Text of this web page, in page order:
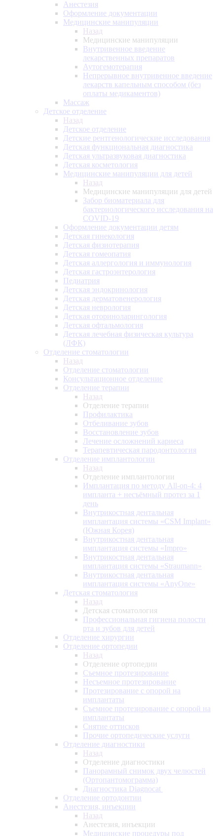
Анестезия
Оформление документации
Медицинские манипуляции
Назад
Медицинские манипуляции
Внутривенное введение
лекарственных препаратов
Аутогемотерапия
Непрерывное внутривенное введение
лекарств капельным способом (без
оплаты медикаментов)
Массаж
Детское отделение
Назад
Детское отделение
Детские рентгенологические исследования
Детская функциональная диагностика
Детская ультразвуковая диагностика
Детская косметология
Медицинские манипуляции для детей
Назад
Медицинские манипуляции для детей
Забор биоматериала для
бактериологического исследования на
COVID-19
Оформление документации детям
Детская гинекология
Детская физиотерапия
Детская гомеопатия
Детская аллергология и иммунология
Детская гастроэнтерология
Педиатрия
Детская эндокринология
Детская дерматовенерология
Детская неврология
Детская оториноларингология
Детская офтальмология
Детская лечебная физическая культура
(ЛФК)
Отделение стоматологии
Назад
Отделение стоматологии
Консультационное отделение
Отделение терапии
Назад
Отделение терапии
Профилактика
Отбеливание зубов
Восстановление зубов
Лечение осложнений кариеса
Терапевтическая пародонтология
Отделение имплантологии
Назад
Отделение имплантологии
Имплантация по методу All-on-4: 4
импланта + несъёмный протез за 1
день
Внутрикостная дентальная
имплантация системы «CSM Implant»
(Южная Корея)
Внутрикостная дентальная
имплантация системы «Impro»
Внутрикостная дентальная
имплантация системы «Straumann»
Внутрикостная дентальная
имплантация системы «AnyOne»
Детская стоматология
Назад
Детская стоматология
Профессиональная гигиена полости
рта и зубов для детей
Отделение хирургии
Отделение ортопедии
Назад
Отделение ортопедии
Съемное протезирование
Несъемное протезирование
Протезирование с опорой на
имплантаты
Съемное протезирование с опорой на
имплантаты
Снятие оттисков
Прочие ортопедические услуги
Отделение диагностики
Назад
Отделение диагностики
Панорамный снимок двух челюстей
(Ортопантомограмма)
Диагностика Diagnocat
Отделение ортодонтии
Анестезия, инъекции
Назад
Анестезия, инъекции
Медицинские процедуры под